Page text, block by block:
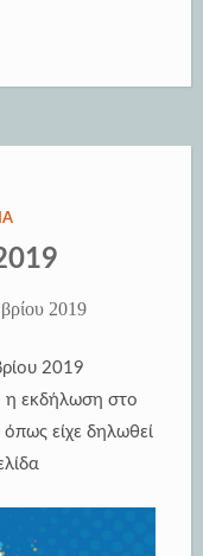
Πράγας
Μηλιάς”
2019
2019
η εκδήλωση στο
είχε δηλωθεί